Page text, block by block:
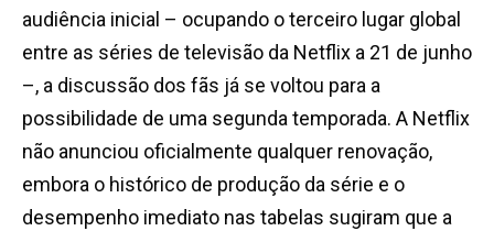
audiência inicial – ocupando o terceiro lugar global
entre as séries de televisão da Netflix a 21 de junho
–, a discussão dos fãs já se voltou para a
possibilidade de uma segunda temporada. A Netflix
não anunciou oficialmente qualquer renovação,
embora o histórico de produção da série e o
desempenho imediato nas tabelas sugiram que a